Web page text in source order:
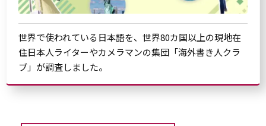
世界で使われている日本語を、世界80カ国以上の現地在
住日本人ライターやカメラマンの集団「海外書き人クラ
ブ」が調査しました。